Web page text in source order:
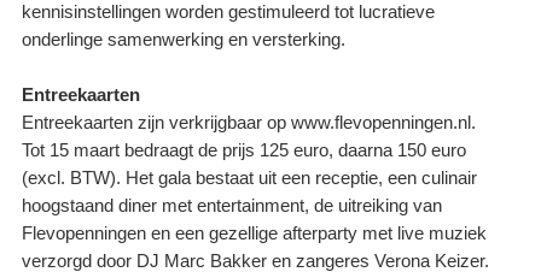
kennisinstellingen worden gestimuleerd tot lucratieve
onderlinge samenwerking en versterking.
Entreekaarten
Entreekaarten zijn verkrijgbaar op www.flevopenningen.nl.
Tot 15 maart bedraagt de prijs 125 euro, daarna 150 euro
(excl. BTW). Het gala bestaat uit een receptie, een culinair
hoogstaand diner met entertainment, de uitreiking van
Flevopenningen en een gezellige afterparty met live muziek
verzorgd door DJ Marc Bakker en zangeres Verona Keizer.